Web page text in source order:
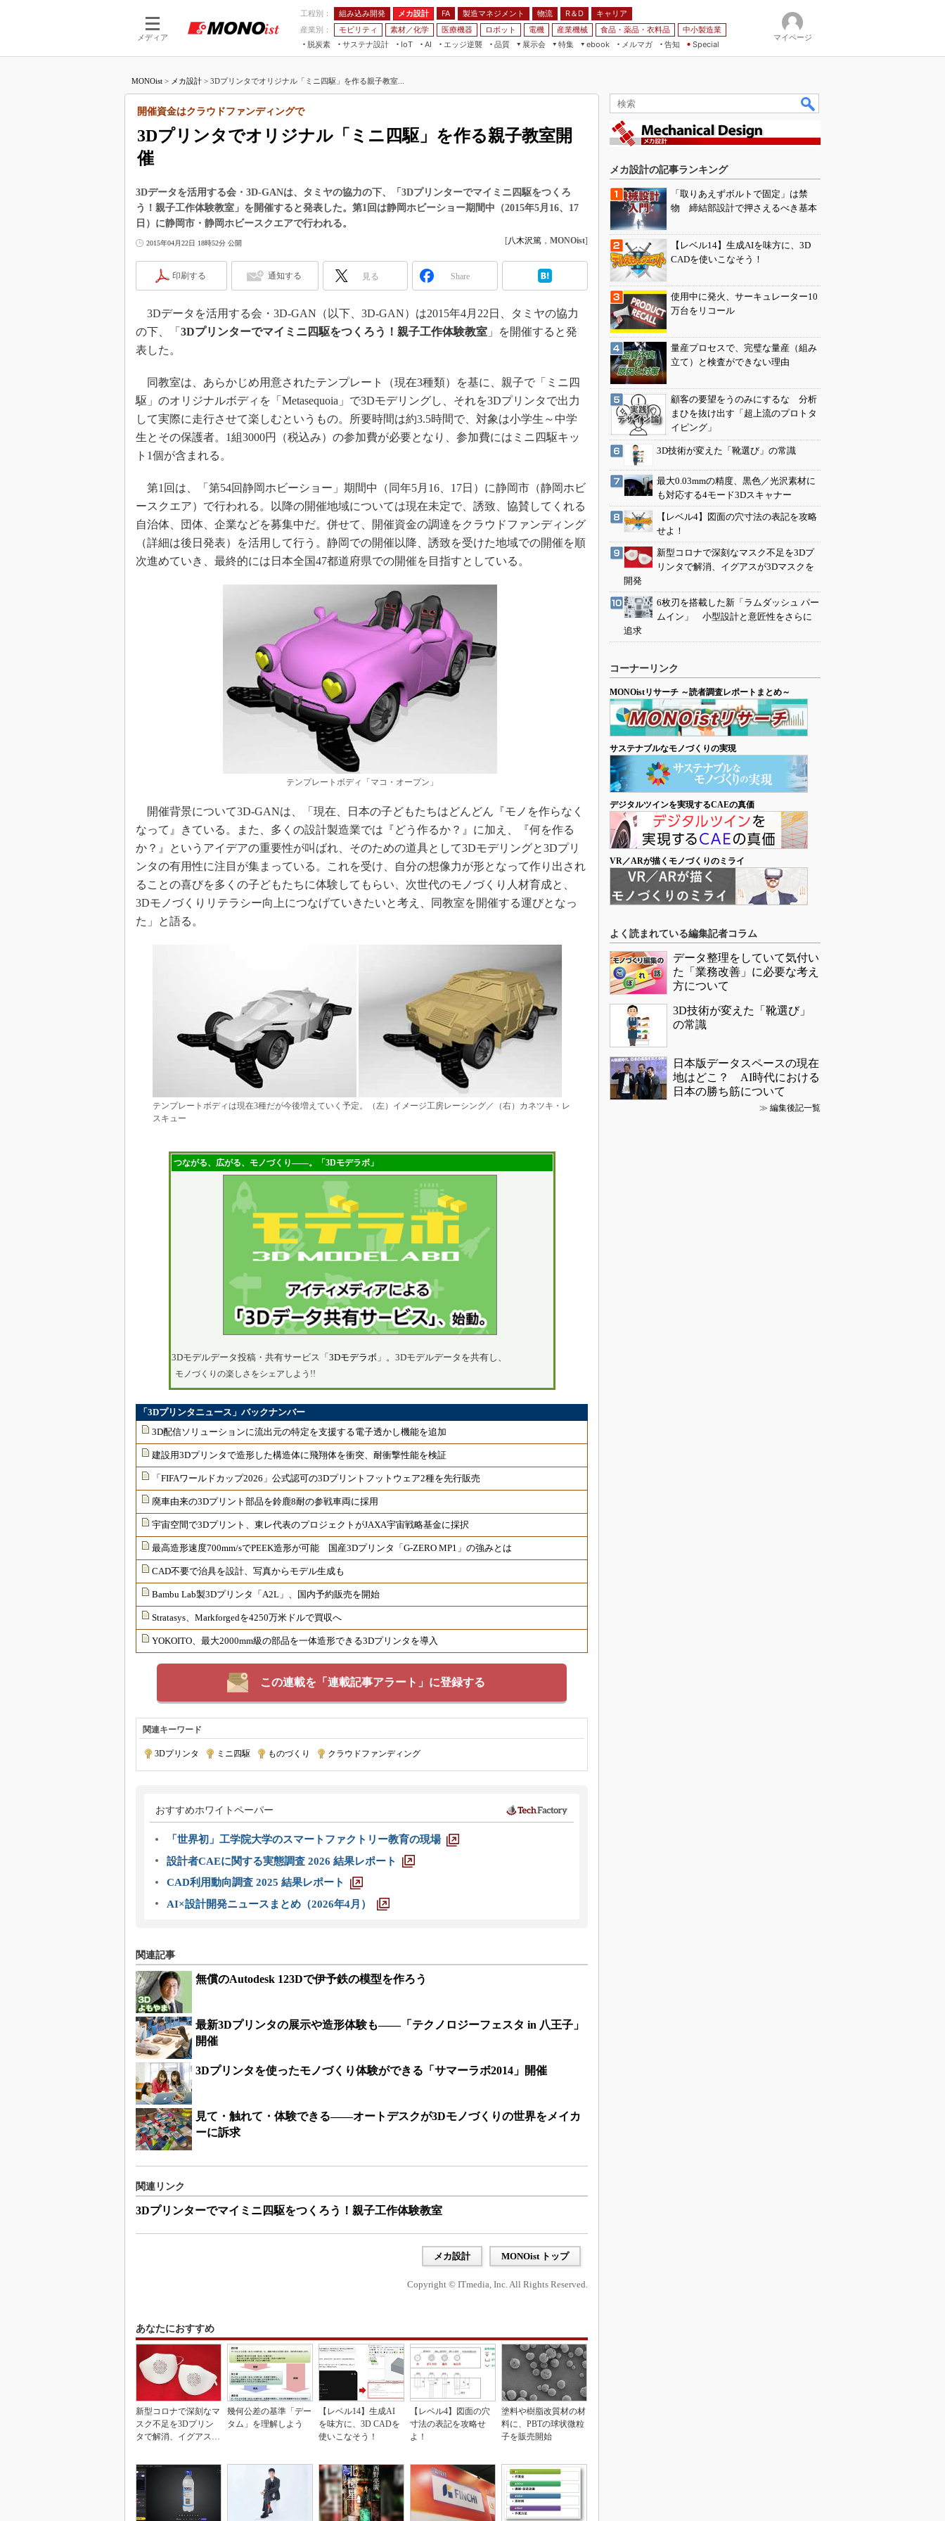
メディア
工程別： 組み込み開発 メカ設計 FA 製造マネジメント 物流 R＆D
キャリア
産業別：
モビリティ 素材／化学 医療機器 ロボット 電機 産業機械 食品・薬品・衣料品
中小製造業
脱炭素
サステナ設計
IoT
つながる工場
つながるサービス
AI
AI×設備保全
Physical AI
エッジ逆襲 品質
展示会
JIMTOF
IIFES
TECHNO-FRONTIER
EdgeTech+
日本ものづくりワールド
AUTOMOTIVE WORLD
産業オープンネット展
特集
VR／AR
フィールドサービス
組み込み画像技術
組み込みモデリング
ISO26262
3Dプリンタ
インダストリー4.0
イノベーション
知財マネジメント
グローバル設計・開発
制御セキュリティ
ebook
FA
モビリティ
メルマガ
告知 Special
マイページ
MONOist > メカ設計 > 3Dプリンタでオリジナル「ミニ四駆」を作る親子教室...
3Dプリンタでオリジナル「ミニ四駆」を作る親子教室開
催
開催資金はクラウドファンディングで
3Dデータを活用する会・3D-GANは、タミヤの協力の下、「3Dプリンターでマイミニ四駆をつくろ
う！親子工作体験教室」を開催すると発表した。第1回は静岡ホビーショー期間中（2015年5月16、17
日）に静岡市・静岡ホビースクエアで行われる。
2015年04月22日 18時52分 公開 [八木沢篤 ， MONOist]
印刷する 通知する 見る Share
3Dデータを活用する会・3D-GAN（以下、3D-GAN）は2015年4月22日、タミヤの協力
の下、「 3Dプリンターでマイミニ四駆をつくろう！親子工作体験教室 」を開催すると発
表した。
同教室は、あらかじめ用意されたテンプレート（現在3種類）を基に、親子で「ミニ四
駆」のオリジナルボディを「Metasequoia」で3Dモデリングし、それを3Dプリンタで出力
して実際に走行させて楽しむというもの。所要時間は約3.5時間で、対象は小学生～中学
生とその保護者。1組3000円（税込み）の参加費が必要となり、参加費にはミニ四駆キッ
ト1個が含まれる。
第1回は、「第54回静岡ホビーショー」期間中（同年5月16、17日）に静岡市（静岡ホビ
ースクエア）で行われる。以降の開催地域については現在未定で、誘致、協賛してくれる
自治体、団体、企業などを募集中だ。併せて、開催資金の調達をクラウドファンディング
（詳細は後日発表）を活用して行う。静岡での開催以降、誘致を受けた地域での開催を順
次進めていき、最終的には日本全国47都道府県での開催を目指すとしている。
テンプレートボディ「マコ・オープン」
開催背景について3D-GANは、「現在、日本の子どもたちはどんどん『モノを作らなく
なって』きている。また、多くの設計製造業では『どう作るか？』に加え、『何を作る
か？』というアイデアの重要性が叫ばれ、そのための道具として3Dモデリングと3Dプリ
ンタの有用性に注目が集まっている。これを受け、自分の想像力が形となって作り出され
ることの喜びを多くの子どもたちに体験してもらい、次世代のモノづくり人材育成と、
3Dモノづくりリテラシー向上につなげていきたいと考え、同教室を開催する運びとなっ
た」と語る。
テンプレートボディは現在3種だが今後増えていく予定。（左）イメージ工房レーシング／（右）カネツキ・レ
スキュー
つながる、広がる、モノづくり――。「3Dモデラボ」
3Dモデルデータ投稿・共有サービス「 3Dモデラボ」。3Dモデルデータを共有し、
モノづくりの楽しさをシェアしよう!!
「3Dプリンタニュース」バックナンバー
3D配信ソリューションに流出元の特定を支援する電子透かし機能を追加
建設用3Dプリンタで造形した構造体に飛翔体を衝突、耐衝撃性能を検証
「FIFAワールドカップ2026」公式認可の3Dプリントフットウェア2種を先行販売
廃車由来の3Dプリント部品を鈴鹿8耐の参戦車両に採用
宇宙空間で3Dプリント、東レ代表のプロジェクトがJAXA宇宙戦略基金に採択
最高造形速度700mm/sでPEEK造形が可能 国産3Dプリンタ「G-ZERO MP1」の強みとは
CAD不要で治具を設計、写真からモデル生成も
Bambu Lab製3Dプリンタ「A2L」、国内予約販売を開始
Stratasys、Markforgedを4250万米ドルで買収へ
YOKOITO、最大2000mm級の部品を一体造形できる3Dプリンタを導入
この連載を「連載記事アラート」に登録する
関連キーワード
3Dプリンタ ミニ四駆 ものづくり クラウドファンディング
おすすめホワイトペーパー
「世界初」工学院大学のスマートファクトリー教育の現場
設計者CAEに関する実態調査 2026 結果レポート
CAD利用動向調査 2025 結果レポート
AI×設計開発ニュースまとめ（2026年4月）
関連記事
無償のAutodesk 123Dで伊予鉄の模型を作ろう
最新3Dプリンタの展示や造形体験も――「テクノロジーフェスタ in 八王子」
開催
3Dプリンタを使ったモノづくり体験ができる「サマーラボ2014」開催
見て・触れて・体験できる――オートデスクが3Dモノづくりの世界をメイカ
ーに訴求
関連リンク
3Dプリンターでマイミニ四駆をつくろう！親子工作体験教室
メカ設計 MONOist トップ
Copyright © ITmedia, Inc. All Rights Reserved.
あなたにおすすめ
新型コロナで深刻なマ
スク不足を3Dプリン
タで解消、イグアスが
幾何公差の基準「デー
タム」を理解しよう
【レベル14】生成AI
を味方に、3D CADを
使いこなそう！
【レベル4】図面の穴
寸法の表記を攻略せ
よ！
塗料や樹脂改質材の材
料に、PBTの球状微粒
子を販売開始
メカ設計の記事ランキング
「取りあえずボルトで固定」は禁
物 締結部設計で押さえるべき基本
【レベル14】生成AIを味方に、3D
CADを使いこなそう！
使用中に発火、サーキュレーター10
万台をリコール
量産プロセスで、完璧な量産（組み
立て）と検査ができない理由
顧客の要望をうのみにするな 分析
まひを抜け出す「超上流のプロトタ
イピング」
3D技術が変えた「靴選び」の常識
最大0.03mmの精度、黒色／光沢素材に
も対応する4モード3Dスキャナー
【レベル4】図面の穴寸法の表記を攻略
せよ！
新型コロナで深刻なマスク不足を3Dプ
リンタで解消、イグアスが3Dマスクを
開発
6枚刃を搭載した新「ラムダッシュ パー
ムイン」 小型設計と意匠性をさらに
追求
コーナーリンク
MONOistリサーチ ～読者調査レポートまとめ～
サステナブルなモノづくりの実現
デジタルツインを実現するCAEの真価
VR／ARが描くモノづくりのミライ
よく読まれている編集記者コラム
データ整理をしていて気付い
た「業務改善」に必要な考え
方について
3D技術が変えた「靴選び」
の常識
日本版データスペースの現在
地はどこ？ AI時代における
日本の勝ち筋について
≫ 編集後記一覧